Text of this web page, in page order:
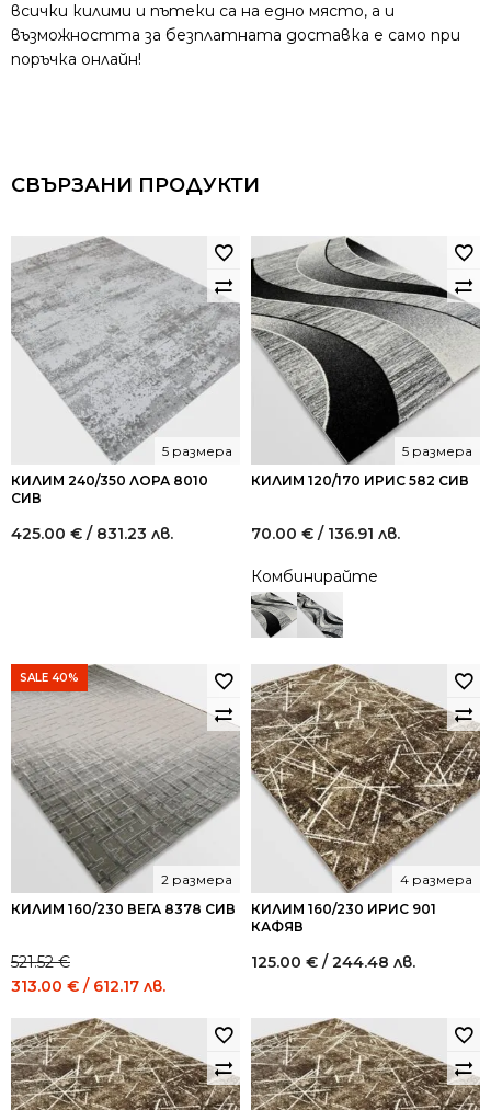
всички килими и пътеки са на едно място, а и
възможността за безплатната доставка е само при
поръчка онлайн!
СВЪРЗАНИ ПРОДУКТИ
КИЛИМ 240/350 ЛОРА 8010
СИВ
5 размера
425.00 € / 831.23 лв.
КИЛИМ 120/170 ИРИС 582 СИВ
5 размера
70.00 € / 136.91 лв.
Комбинирайте
SALE 40%
КИЛИМ 160/230 ВЕГА 8378 СИВ
2 размера
521.52€
Original
was:
521.52 €
/
1,020.00
313.00 € / 612.17 лв.
313.00 €
/
612.17
КИЛИМ 160/230 ИРИС 901
КАФЯВ
4 размера
125.00 € / 244.48 лв.